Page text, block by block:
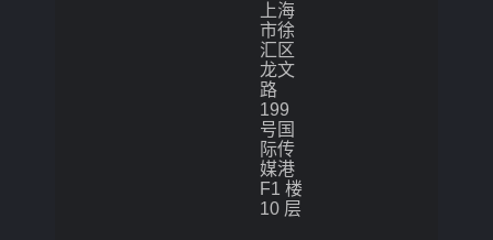
上海
市徐
汇区
龙文
路
199
号国
际传
媒港
F1 楼
10 层